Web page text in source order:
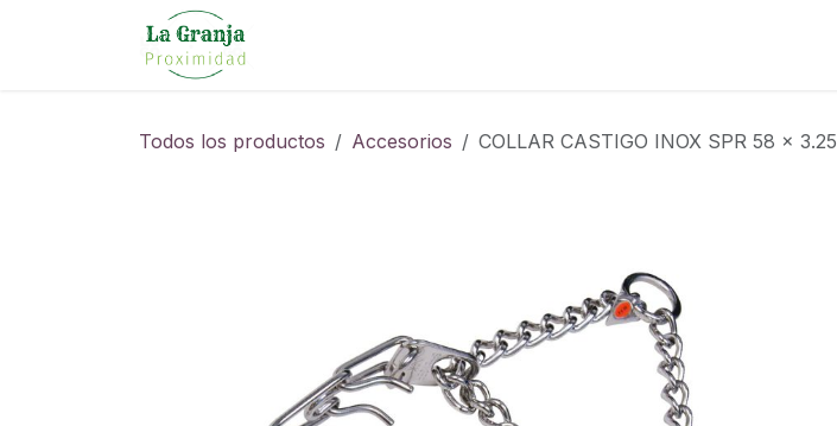
Todos los productos Accesorios COLLAR CASTIGO INOX SPR 58 x 3.25